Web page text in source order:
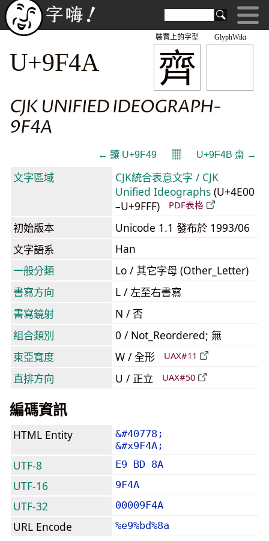
GlyphWiki
齊
裝置上的字型
U+9F4A
CJK UNIFIED IDEOGRAPH-
9F4A
← 齉 U+9F49 𝄜 U+9F4B 齋 →
文字區域
CJK統合表意文字 / CJK
Unified Ideographs (U+4E00
–U+9FFF)
PDF表格
初始版本
Unicode 1.1 發布於 1993/06
文字語系
Han
一般分類
Lo / 其它字母 (Other_Letter)
書寫方向
L / 左至右書寫
書寫鏡射
N / 否
組合類別
0 / Not_Reordered; 無
東亞寬度
W / 全形 UAX#11
直排方向 U / 正立 UAX#50
編碼資訊
HTML Entity
&#40778;
&#x9F4A;
UTF-8 E9 BD 8A
UTF-16 9F4A
UTF-32 00009F4A
URL Encode %e9%bd%8a